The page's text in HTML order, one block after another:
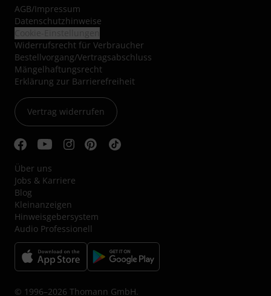
AGB/Impressum
Datenschutzhinweise
Widerrufsrecht für Verbraucher
Bestellvorgang/Vertragsabschluss
Mängelhaftungsrecht
Erklärung zur Barrierefreiheit
Vertrag widerrufen
Über uns
Jobs & Karriere
Blog
Kleinanzeigen
Hinweisgebersystem
Audio Professionell
© 1996–2026 Thomann GmbH.